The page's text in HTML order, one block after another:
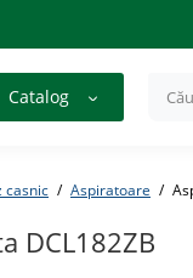
Catalog
casnic Aspiratoare
DCL182ZB